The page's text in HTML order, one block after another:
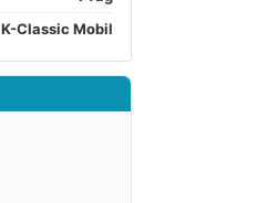
K-Classic Mobil